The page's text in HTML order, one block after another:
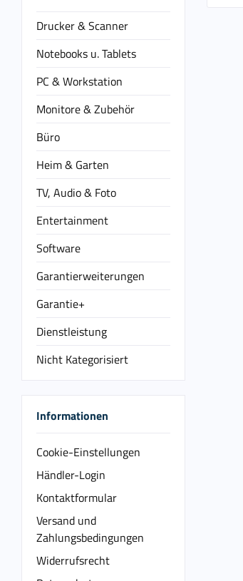
Drucker & Scanner
Notebooks u. Tablets
PC & Workstation
Monitore & Zubehör
Büro
Heim & Garten
TV, Audio & Foto
Entertainment
Software
Garantierweiterungen
Garantie+
Dienstleistung
Nicht Kategorisiert
Informationen
Cookie-Einstellungen
Händler-Login
Kontaktformular
Versand und
Zahlungsbedingungen
Widerrufsrecht